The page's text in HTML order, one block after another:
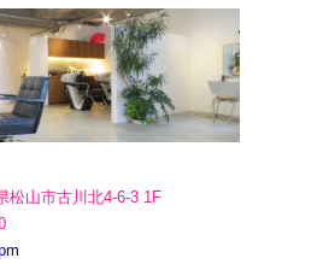
松山市古川北4-6-3 1F